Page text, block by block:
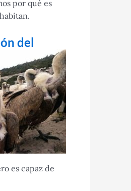
por qué es
del
es capaz de